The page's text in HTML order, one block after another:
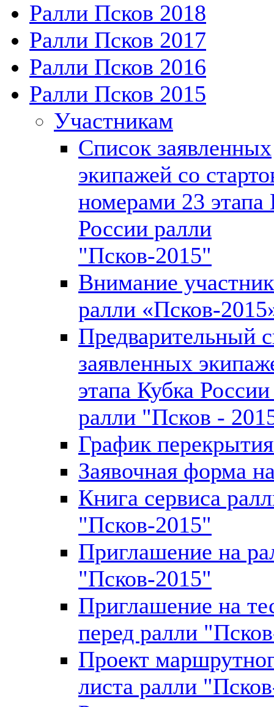
Ралли Псков 2018
Ралли Псков 2017
Ралли Псков 2016
Ралли Псков 2015
Участникам
Список заявленных
экипажей со
номерами 23 этапа
России ралли
"Псков-2015"
Внимание
ралли «Псков-
Предварительный
заявленных
этапа Кубка
ралли "Псков -
График
Заявочная форма
Книга сервиса
"Псков-2015"
Приглашение на
"Псков-2015"
Приглашение на
перед ралли
Проект
листа ралли